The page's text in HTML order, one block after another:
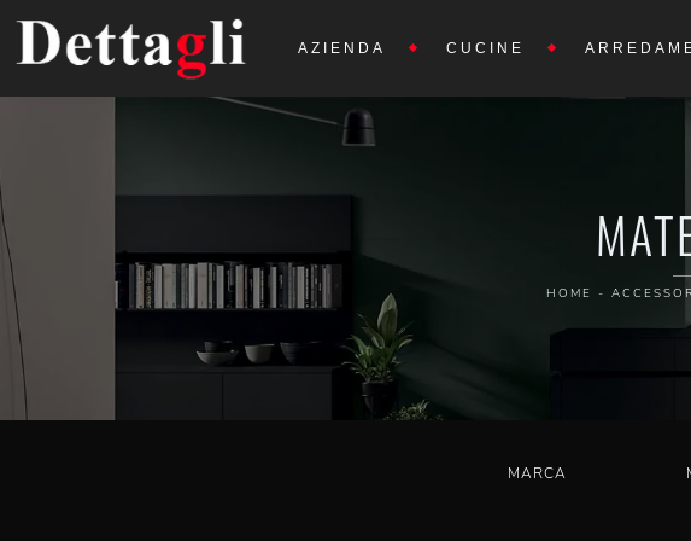
AZIENDA CUCINE
HOME -
MARCA